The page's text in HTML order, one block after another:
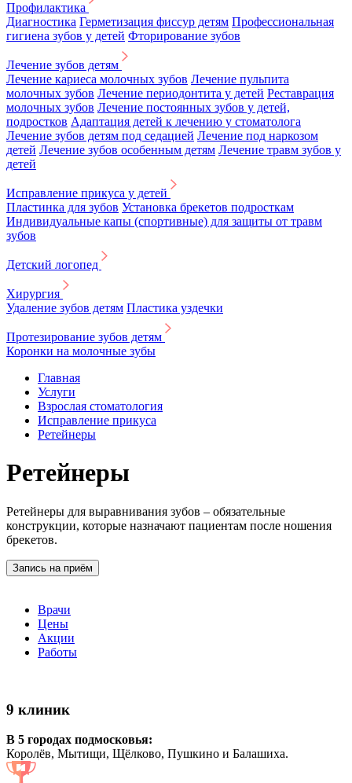
Профилактика
Диагностика Герметизация фиссур детям Профессиональная
гигиена зубов у детей Фторирование зубов
Лечение зубов детям
Лечение кариеса молочных зубов Лечение пульпита
молочных зубов Лечение периодонтита у детей Реставрация
молочных зубов Лечение постоянных зубов у детей,
подростков Адаптация детей к лечению у стоматолога
Лечение зубов детям под седацией Лечение под наркозом
детей Лечение зубов особенным детям Лечение травм зубов у
детей
Исправление прикуса у детей
Пластинка для зубов Установка брекетов подросткам
Индивидуальные капы (спортивные) для защиты от травм
зубов
Детский логопед
Хирургия
Удаление зубов детям Пластика уздечки
Протезирование зубов детям
Коронки на молочные зубы
Главная
Услуги
Взрослая стоматология
Исправление прикуса
Ретейнеры
Ретейнеры
Ретейнеры для выравнивания зубов – обязательные
конструкции, которые назначают пациентам после ношения
брекетов.
Запись на приём
Врачи
Цены
Акции
Работы
9 клиник
В 5 городах подмосковья:
Королёв, Мытищи, Щёлково, Пушкино и Балашиха.